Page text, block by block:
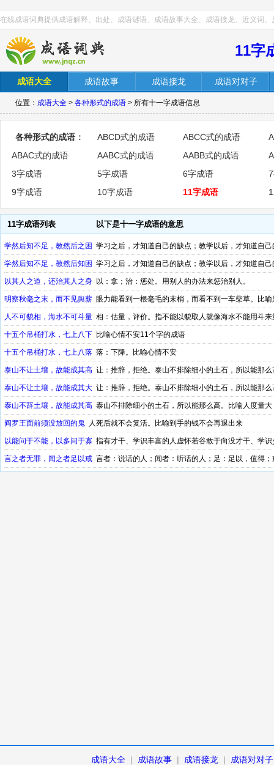
在线成语词典提供成语解释、出处、成语谜语、成语故事大全、成语接龙、近义词、
11字
成语大全 成语故事 成语接龙 成语对对子
位置： 成语大全 > 各种形式的成语 > 所有十一字成语信息
各种形式的成语 ： ABCD式的成语 ABCC式的成语
ABAC式的成语
AABC式的成语 AABB式的成语
3字成语
5字成语 6字成语
9字成语
10字成语 11字成语
11字成语列表 以下是十一字成语的意思
学然后知不足，教然后之困 学习之后，才知道自己的缺点；教学以后，才知道自
学然后知不足，教然后知困 学习之后，才知道自己的缺点；教学以后，才知道自
以其人之道，还治其人之身 以：拿；治：惩处。用别人的办法来惩治别人。
明察秋毫之末，而不见舆薪 眼力能看到一根毫毛的末梢，而看不到一车柴草。比
人不可貌相，海水不可斗量 相：估量，评价。指不能以貌取人就像海水不能用斗来
十五个吊桶打水，七上八下 比喻心情不安11个字的成语
十五个吊桶打水，七上八落 落：下降。比喻心情不安
泰山不让土壤，故能成其高 让：推辞，拒绝。泰山不排除细小的土石，所以能那
泰山不让土壤，故能成其大 让：推辞，拒绝。泰山不排除细小的土石，所以能那
泰山不辞土壤，故能成其高 泰山不排除细小的土石，所以能那么高。比喻人度量
阎罗王面前须没放回的鬼 人死后就不会复活。比喻到手的钱不会再退出来
以能问于不能，以多问于寡 指有才干、学识丰富的人虚怀若谷敢于向没才干、学
言之者无罪，闻之者足以戒 言者：说话的人；闻者：听话的人；足：足以，值得
成语大全 | 成语故事 | 成语接龙 |
成语对对子